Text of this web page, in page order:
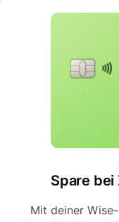
Spare bei
Mit deiner